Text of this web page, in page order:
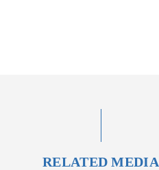
RELATED MEDIA